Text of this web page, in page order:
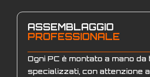
ASSEMBLAGGIO
PROFESSIONALE
Ogni PC è montato a mano da
specializzati, con attenzione